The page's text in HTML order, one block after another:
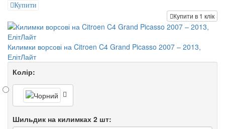
Купити
Купити в 1 клік
Килимки ворсові на Citroen C4 Grand Picasso 2007 – 2013,
ЕлітЛайт
Колір:
Шильдик на килимках 2 шт: